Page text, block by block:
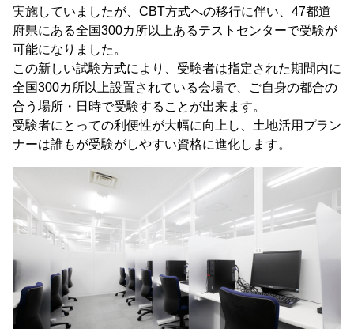
実施していましたが、CBT方式への移行に伴い、47都道
府県にある全国300カ所以上あるテストセンターで受験が
可能になりました。
この新しい試験方式により、受験者は指定された期間内に
全国300カ所以上設置されている会場で、ご自身の都合の
合う場所・日時で受験することが出来ます。
受験者にとっての利便性が大幅に向上し、土地活用プラン
ナーは誰もが受験がしやすい資格に進化します。